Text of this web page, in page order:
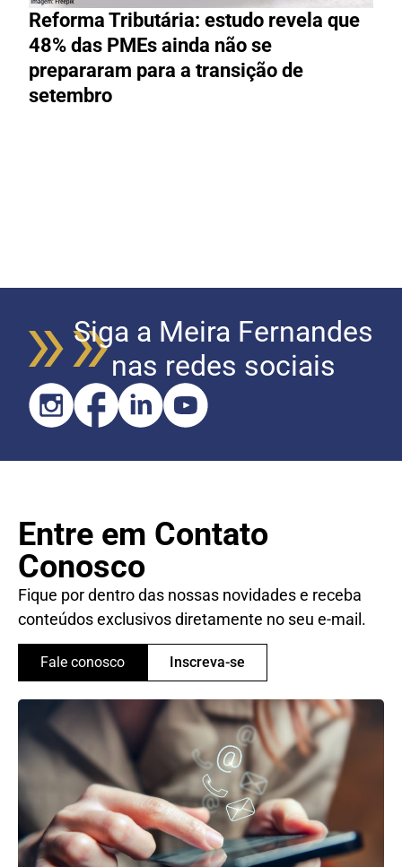
Reforma Tributária: estudo revela que
48% das PMEs ainda não se
prepararam para a transição de
setembro
Siga a Meira Fernandes
nas redes sociais
Entre em Contato
Conosco
Fique por dentro das nossas novidades e receba
conteúdos exclusivos diretamente no seu e-mail.
Fale conosco Inscreva-se